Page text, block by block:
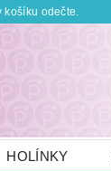
košíku odečte.
HOLÍNKY